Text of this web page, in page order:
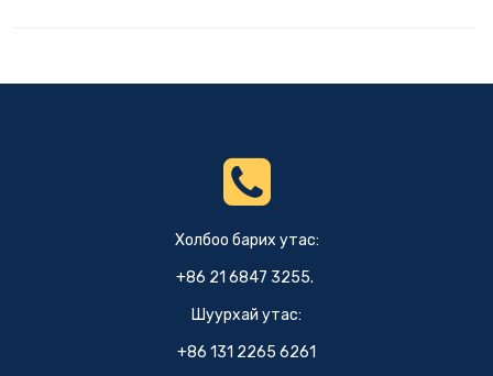
Холбоо барих утас:
+86 21 6847 3255.
Шуурхай утас:
+86 131 2265 6261